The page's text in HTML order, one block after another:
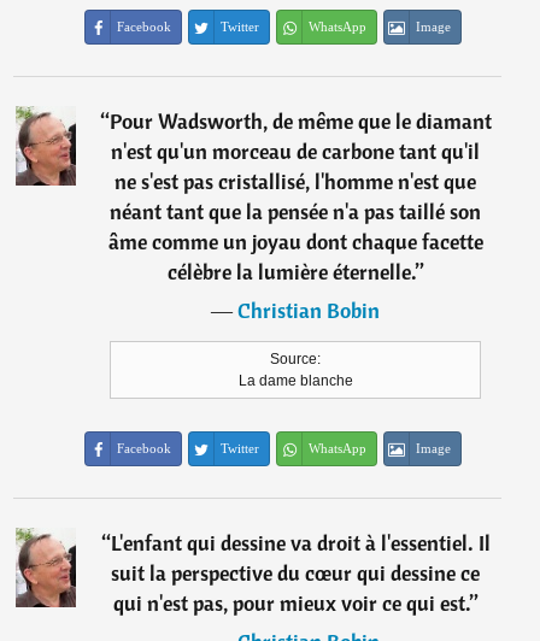
Facebook Twitter WhatsApp Image
“Pour Wadsworth, de même que le diamant
n'est qu'un morceau de carbone tant qu'il
ne s'est pas cristallisé, l'homme n'est que
néant tant que la pensée n'a pas taillé son
âme comme un joyau dont chaque facette
célèbre la lumière éternelle.”
―Christian Bobin
Source:
La dame blanche
Facebook Twitter WhatsApp Image
“L'enfant qui dessine va droit à l'essentiel. Il
suit la perspective du cœur qui dessine ce
qui n'est pas, pour mieux voir ce qui est.”